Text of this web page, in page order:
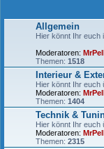
Allgemein
Hier könnt Ihr euch
Moderatoren:
Themen: 1518
Interieur &
Hier könnt Ihr euch
Moderatoren:
Themen: 1404
Technik &
Hier könnt Ihr euch
Moderatoren:
Themen: 2315